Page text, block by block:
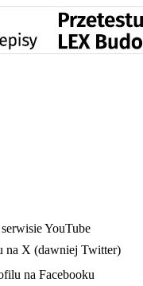
YouTube
na X (dawniej Twitter)
na Facebooku